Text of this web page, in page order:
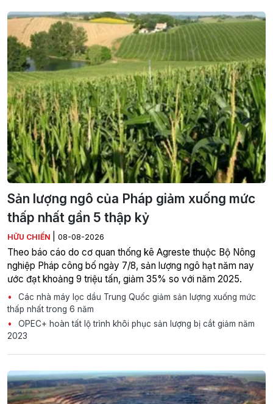
Sản lượng ngô của Pháp giảm xuống mức
thấp nhất gần 5 thập kỷ
HỮU CHIẾN 08-08-2026
Theo báo cáo do cơ quan thống kê Agreste thuộc Bộ Nông
nghiệp Pháp công bố ngày 7/8, sản lượng ngô hạt năm nay
ước đạt khoảng 9 triệu tấn, giảm 35% so với năm 2025.
Các nhà máy lọc dầu Trung Quốc giảm sản lượng xuống mức
thấp nhất trong 6 năm
OPEC+ hoàn tất lộ trình khôi phục sản lượng bị cắt giảm năm
2023